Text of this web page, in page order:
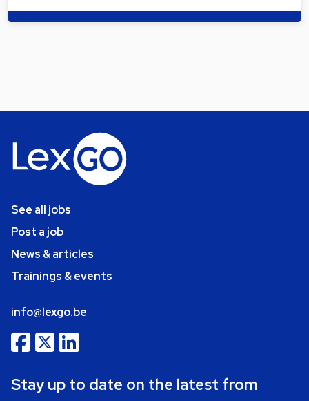
See all jobs
Post a job
News & articles
Trainings & events
info@lexgo.be
Stay up to date on the latest from